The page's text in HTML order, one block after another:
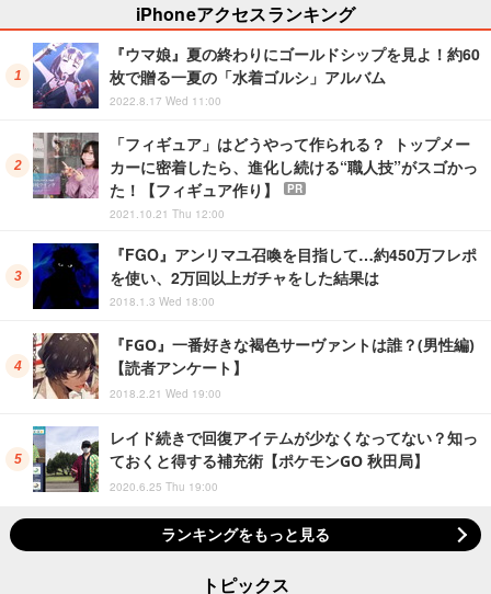
iPhoneアクセスランキング
『ウマ娘』夏の終わりにゴールドシップを見よ！約60
枚で贈る一夏の「水着ゴルシ」アルバム
2022.8.17 Wed 11:00
「フィギュア」はどうやって作られる？ トップメー
カーに密着したら、進化し続ける“職人技”がスゴかっ
た！【フィギュア作り】
PR
2021.10.21 Thu 12:00
『FGO』アンリマユ召喚を目指して…約450万フレポ
を使い、2万回以上ガチャをした結果は
2018.1.3 Wed 18:00
『FGO』一番好きな褐色サーヴァントは誰？(男性編)
【読者アンケート】
2018.2.21 Wed 19:00
レイド続きで回復アイテムが少なくなってない？知っ
ておくと得する補充術【ポケモンGO 秋田局】
2020.6.25 Thu 19:00
ランキングをもっと見る
トピックス